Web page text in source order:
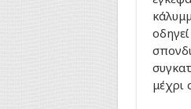
μέχρι